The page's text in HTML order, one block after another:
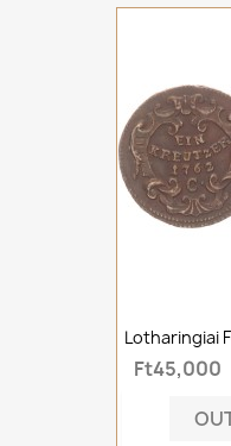
Lotharingiai
Ft45,000